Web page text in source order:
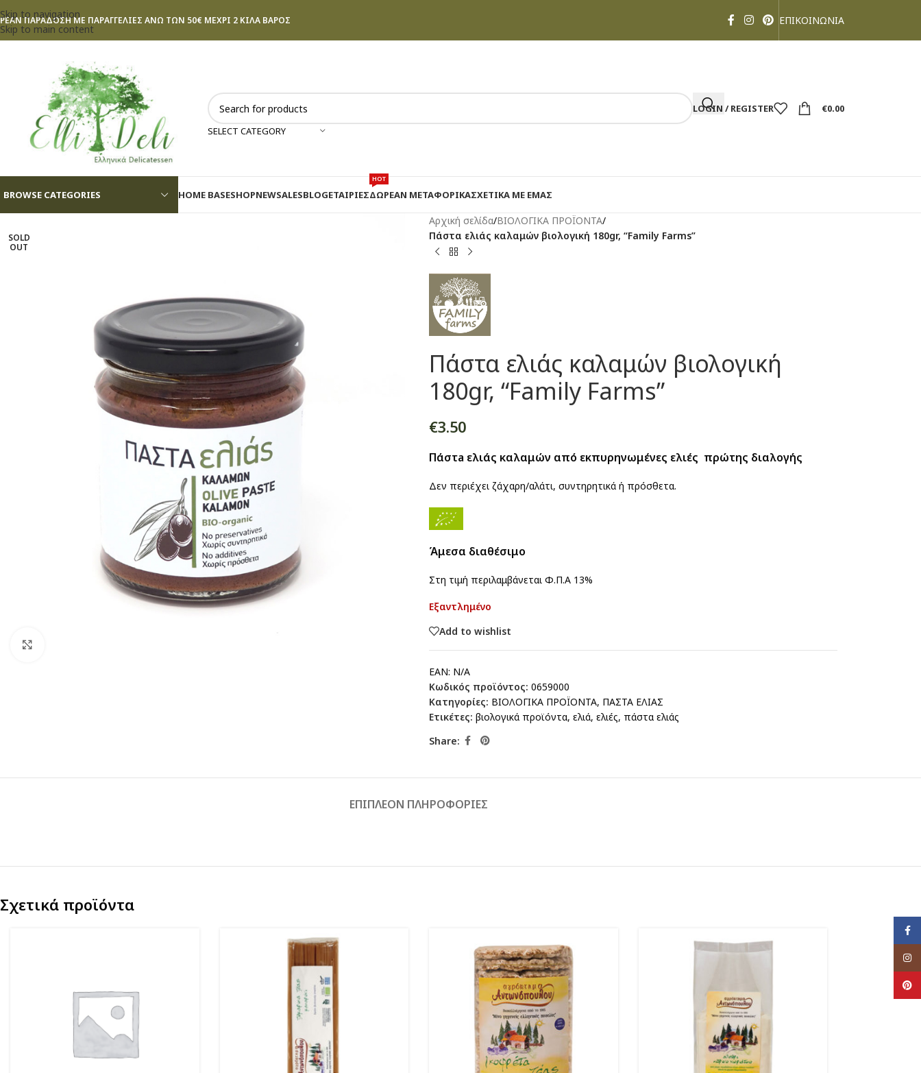
Skip to navigation
Skip to main content
ΠΑΡΑΔΟΣΗ ΜΕ ΠΑΡΑΓΓΕΛΙΕΣ ΑΝΩ ΤΩΝ 50€ ΜΕΧΡΙ 2 ΚΙΛΑ ΒΑΡΟΣ ΕΠΙΚΟΙΝΩΝΙΑ
SELECT CATEGORY
LOGIN / REGISTER €0.00
BROWSE CATEGORIES HOME BASESHOPNEWSALESBLOGΕΤΑΙΡΊΕΣΔΩΡΕΑΝ ΜΕΤΑΦΟΡΙΚΑ
HOT
ΣΧΕΤΙΚΆ ΜΕ ΕΜΆΣ
SOLD
OUT
Αρχική σελίδα/ΒΙΟΛΟΓΙΚΑ ΠΡΟΪΟΝΤΑ/
Πάστα ελιάς καλαμών βιολογική 180gr, “Family Farms”
Πάστα ελιάς καλαμών βιολογική
180gr, “Family Farms”
€3.50
Πάστa ελιάς καλαμών από εκπυρηνωμένες ελιές πρώτης διαλογής
Δεν περιέχει ζάχαρη/αλάτι, συντηρητικά ή πρόσθετα.
Άμεσα διαθέσιμο
Στη τιμή περιλαμβάνεται Φ.Π.Α 13%
Εξαντλημένο
Add to wishlist
EAN: N/A
Κωδικός προϊόντος: 0659000
Κατηγορίες: ΒΙΟΛΟΓΙΚΑ ΠΡΟΪΟΝΤΑ, ΠΑΣΤΑ ΕΛΙΑΣ
Ετικέτες: βιολογικά προϊόντα, ελιά, ελιές, πάστα ελιάς
Share:
ΕΠΙΠΛΈΟΝ ΠΛΗΡΟΦΟΡΊΕΣ
Σχετικά προϊόντα